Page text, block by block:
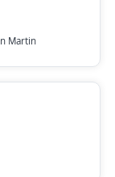
Martin